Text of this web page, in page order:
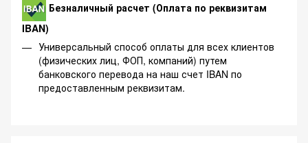
Безналичный расчет (Оплата по реквизитам
IBAN)
Универсальный способ оплаты для всех клиентов
(физических лиц, ФОП, компаний) путем
банковского перевода на наш счет IBAN по
предоставленным реквизитам.